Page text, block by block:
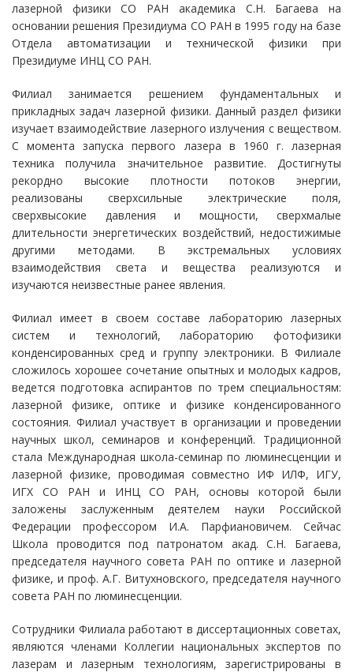
лазерной физики СО РАН академика С.Н. Багаева на
основании решения Президиума СО РАН в 1995 году на базе
Отдела автоматизации и технической физики при
Президиуме ИНЦ СО РАН.
Филиал занимается решением фундаментальных и
прикладных задач лазерной физики. Данный раздел физики
изучает взаимодействие лазерного излучения с веществом.
С момента запуска первого лазера в 1960 г. лазерная
техника получила значительное развитие. Достигнуты
рекордно высокие плотности потоков энергии,
реализованы сверхсильные электрические поля,
сверхвысокие давления и мощности, сверхмалые
длительности энергетических воздействий, недостижимые
другими методами. В экстремальных условиях
взаимодействия света и вещества реализуются и
изучаются неизвестные ранее явления.
Филиал имеет в своем составе лабораторию лазерных
систем и технологий, лабораторию фотофизики
конденсированных сред и группу электроники. В Филиале
сложилось хорошее сочетание опытных и молодых кадров,
ведется подготовка аспирантов по трем специальностям:
лазерной физике, оптике и физике конденсированного
состояния. Филиал участвует в организации и проведении
научных школ, семинаров и конференций. Традиционной
стала Международная школа-семинар по люминесценции и
лазерной физике, проводимая совместно ИФ ИЛФ, ИГУ,
ИГХ СО РАН и ИНЦ СО РАН, основы которой были
заложены заслуженным деятелем науки Российской
Федерации профессором И.А. Парфиановичем. Сейчас
Школа проводится под патронатом акад. С.Н. Багаева,
председателя научного совета РАН по оптике и лазерной
физике, и проф. А.Г. Витухновского, председателя научного
совета РАН по люминесценции.
Сотрудники Филиала работают в диссертационных советах,
являются членами Коллегии национальных экспертов по
лазерам и лазерным технологиям, зарегистрированы в